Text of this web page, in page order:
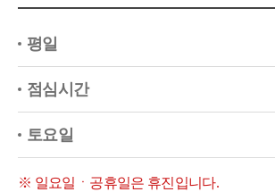
평일
점심시간
토요일
※ 일요일ㆍ공휴일은 휴진입니다.